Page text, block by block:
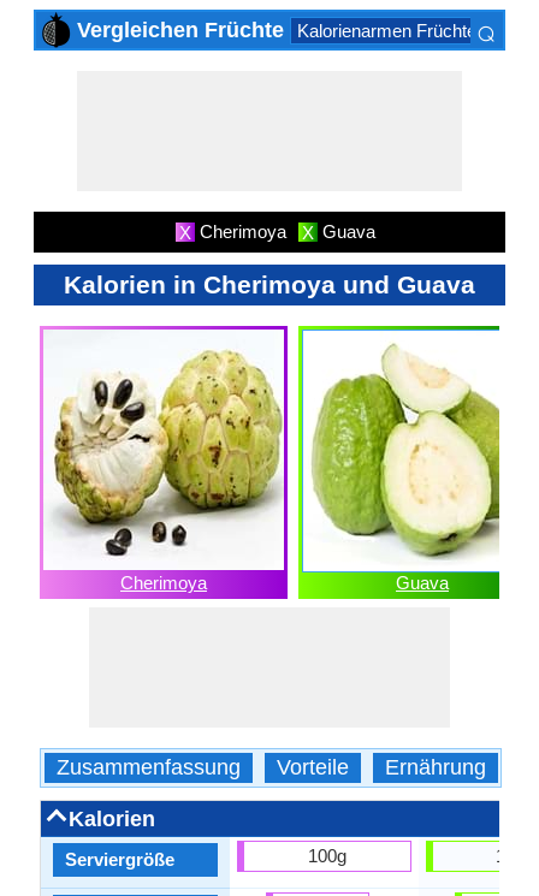
Vergleichen Früchte Kalorienarmen Früchte ⌕
X Cherimoya X Guava
Kalorien in Cherimoya und Guava
Cherimoya Guava
Zusammenfassung Vorteile Ernährung
Kalorien
Serviergröße 100g 100g